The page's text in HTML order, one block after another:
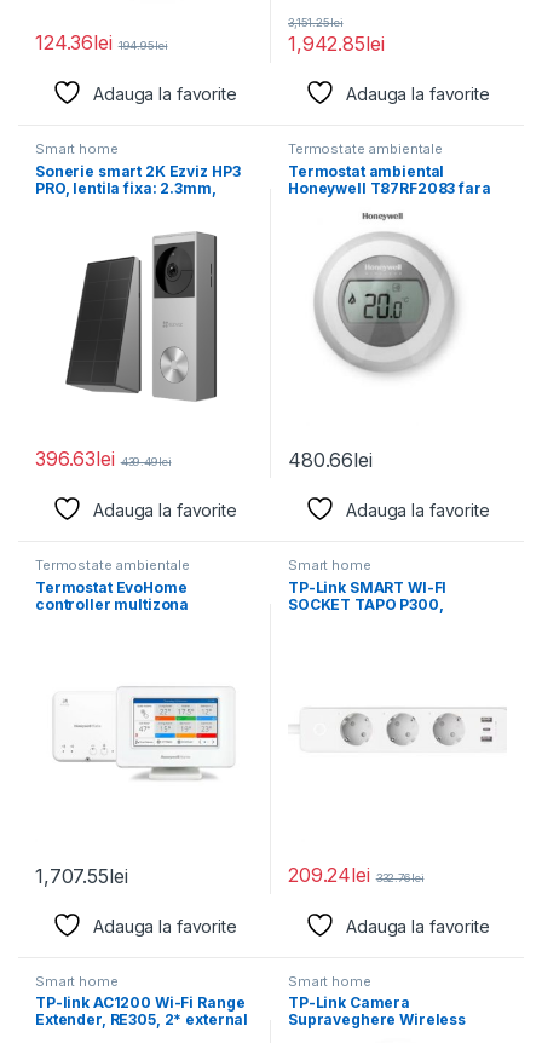
124.36lei 194.95lei
Adauga la favorite
1,942.85lei
3,151.25lei
Adauga la favorite
Smart home
Sonerie smart 2K Ezviz HP3
PRO, lentila fixa: 2.3mm,
396.63lei 439.49lei
Adauga la favorite
Termostate ambientale
Termostat ambiental
Honeywell T87RF2083 fara
480.66lei
Adauga la favorite
Termostate ambientale
Termostat EvoHome
controller multizona
1,707.55lei
Adauga la favorite
Smart home
TP-Link SMART WI-FI
SOCKET TAPO P300,
209.24lei 332.76lei
Adauga la favorite
Smart home
TP-link AC1200 Wi-Fi Range
Extender, RE305, 2* external
Smart home
TP-Link Camera
Supraveghere Wireless